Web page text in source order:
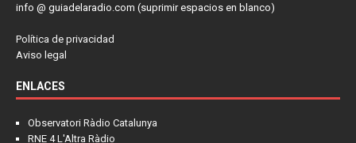
info @ guiadelaradio.com (suprimir espacios en blanco)
Política de privacidad
Aviso legal
ENLACES
Observatori Ràdio Catalunya
RNE 4 L'Altra Ràdio